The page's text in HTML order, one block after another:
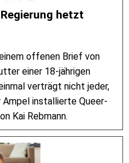
hetzt
offenen Brief von
einer 18-jährigen
verträgt nicht jeder,
installierte Queer-
Kai Rebmann.